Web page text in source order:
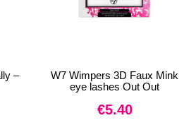
–
W7 Wimpers 3D Faux Mink
eye lashes Out Out
€5.40